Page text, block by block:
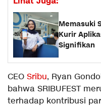
Memasuki
Kurir
Signifikan
CEO Sribu, Ryan
bahwa SRIBUFEST
terhadap kontribusi